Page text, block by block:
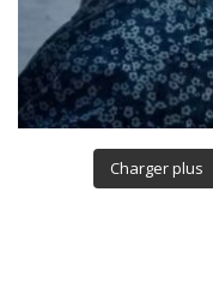
Charger plus